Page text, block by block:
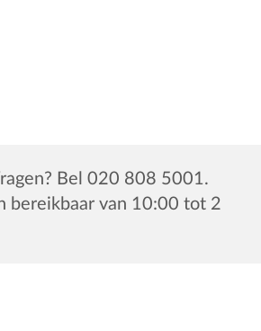
Bel 020 808 5001.
bereikbaar van 10:00 tot 2